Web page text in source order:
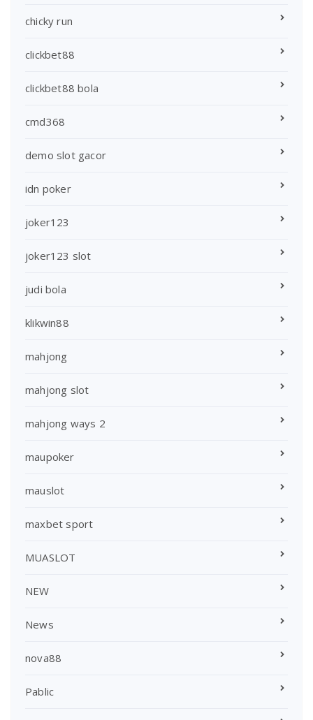
chicky run
clickbet88
clickbet88 bola
cmd368
demo slot gacor
idn poker
joker123
joker123 slot
judi bola
klikwin88
mahjong
mahjong slot
mahjong ways 2
maupoker
mauslot
maxbet sport
MUASLOT
NEW
News
nova88
Pablic